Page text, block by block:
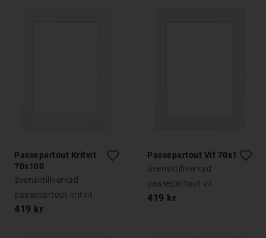
Passepartout Kritvit
70x100
Svensktillverkad
passepartout kritvit
419 kr
Passepartout Vit 70x100
Svensktillverkad
passepartout vit
419 kr